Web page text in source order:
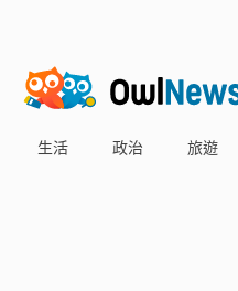
生活 政治 旅遊